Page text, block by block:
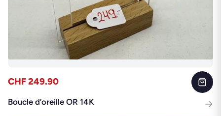
CHF 249.90
Boucle d’oreille OR 14K →